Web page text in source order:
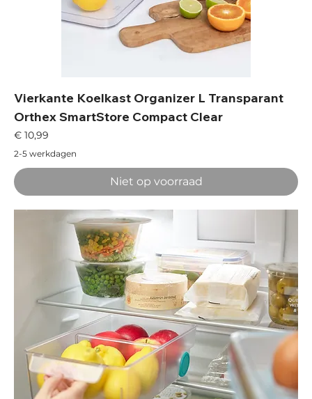
Vierkante Koelkast Organizer L Transparant
Orthex SmartStore Compact Clear
Prijs
€ 10,99
2-5 werkdagen
Niet op voorraad